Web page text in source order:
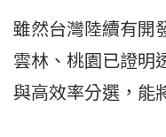
雖然台灣陸續有開
雲林、桃園已證明
與高效率分選，能